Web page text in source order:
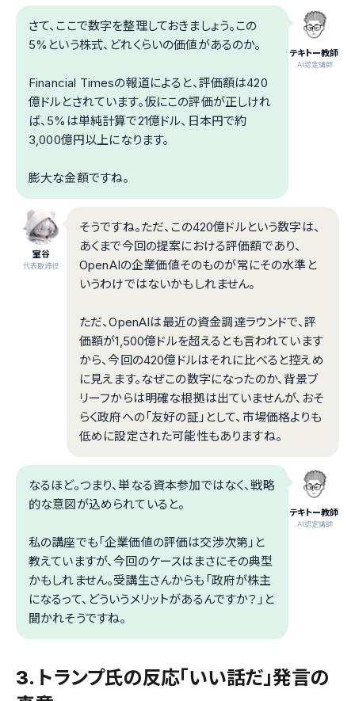
テキトー教師
.AI認定講師
さて、ここで数字を整理しておきましょう。この
5%という株式、どれくらいの価値があるのか。
Financial Timesの報道によると、評価額は420
億ドルとされています。仮にこの評価が正しけれ
ば、5%は単純計算で21億ドル、日本円で約
3,000億円以上になります。
膨大な金額ですね。
室谷
代表取締役
そうですね。ただ、この420億ドルという数字は、
あくまで今回の提案における評価額であり、
OpenAIの企業価値そのものが常にその水準と
いうわけではないかもしれません。
ただ、OpenAIは最近の資金調達ラウンドで、評
価額が1,500億ドルを超えるとも言われています
から、今回の420億ドルはそれに比べると控えめ
に見えます。なぜこの数字になったのか、背景ブ
リーフからは明確な根拠は出ていませんが、おそ
らく政府への「友好の証」として、市場価格よりも
低めに設定された可能性もありますね。
テキトー教師
.AI認定講師
なるほど。つまり、単なる資本参加ではなく、戦略
的な意図が込められていると。
私の講座でも「企業価値の評価は交渉次第」と
教えていますが、今回のケースはまさにその典型
かもしれません。受講生さんからも「政府が株主
になるって、どういうメリットがあるんですか？」と
聞かれそうですね。
3. トランプ氏の反応「いい話だ」発言の